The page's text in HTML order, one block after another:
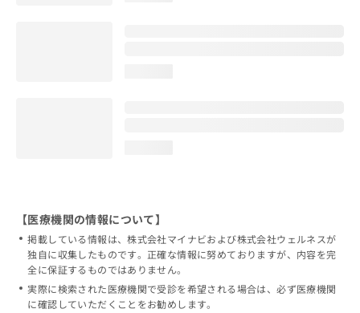
【医療機関の情報について】
掲載している情報は、株式会社マイナビおよび株式会社ウェルネスが
独自に収集したものです。正確な情報に努めておりますが、内容を完
全に保証するものではありません。
実際に検索された医療機関で受診を希望される場合は、必ず医療機関
に確認していただくことをお勧めします。